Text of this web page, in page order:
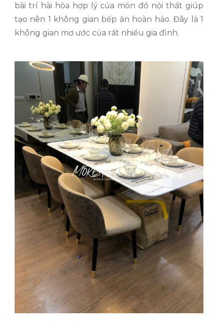
bài trí hài hòa hợp lý của món đồ nội thất giúp
tạo nên 1 không gian bếp ăn hoàn hảo. Đây là 1
không gian mơ ước của rất nhiều gia đình.